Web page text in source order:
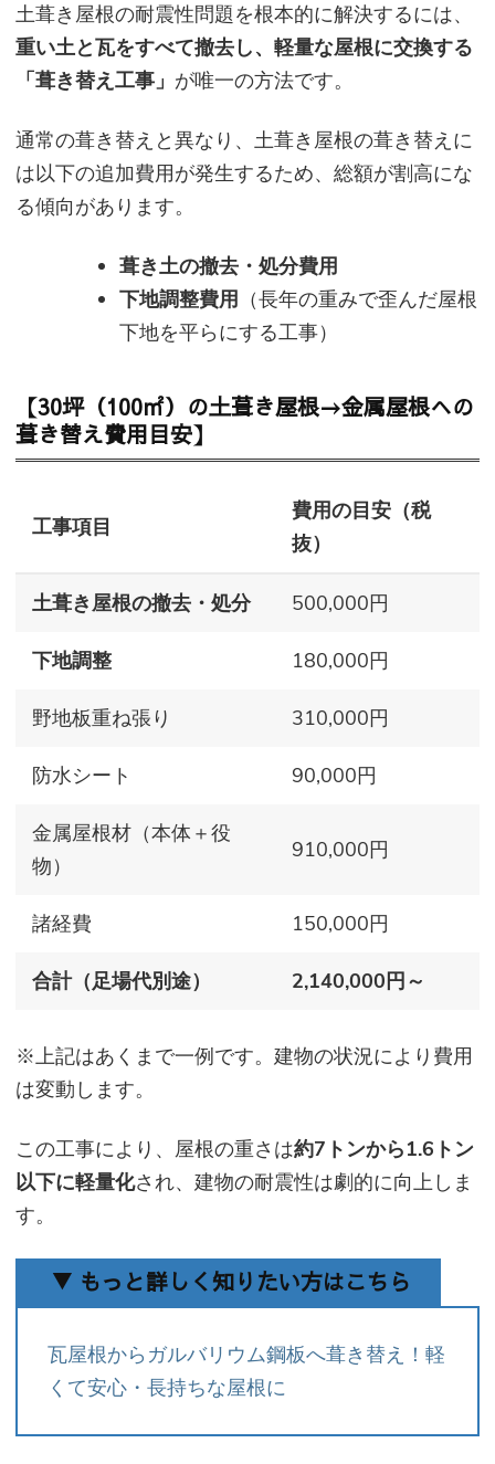
土葺き屋根の耐震性問題を根本的に解決するには、
重い土と瓦をすべて撤去し、軽量な屋根に交換する
「葺き替え工事」 が唯一の方法です。
通常の葺き替えと異なり、土葺き屋根の葺き替えに
は以下の追加費用が発生するため、総額が割高にな
る傾向があります。
葺き土の撤去・処分費用
下地調整費用 （長年の重みで歪んだ屋根
下地を平らにする工事）
【30坪（100㎡）の土葺き屋根→金属屋根への
葺き替え費用目安】
工事項目
費用の目安（税
抜）
土葺き屋根の撤去・処分 500,000円
下地調整 180,000円
野地板重ね張り 310,000円
防水シート 90,000円
金属屋根材（本体＋役
物）
910,000円
諸経費 150,000円
合計（足場代別途） 2,140,000円～
※上記はあくまで一例です。建物の状況により費用
は変動します。
この工事により、屋根の重さは約7トンから1.6トン
以下に軽量化され、建物の耐震性は劇的に向上しま
す。
▼ もっと詳しく知りたい方はこちら
瓦屋根からガルバリウム鋼板へ葺き替え！軽
くて安心・長持ちな屋根に